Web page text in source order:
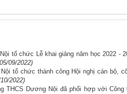
tổ chức Lễ khai giảng năm học 2022 -
09/2022)
tổ chức thành công Hội nghị cán bộ,
2022)
THCS Dương Nội đã phối hợp với Công